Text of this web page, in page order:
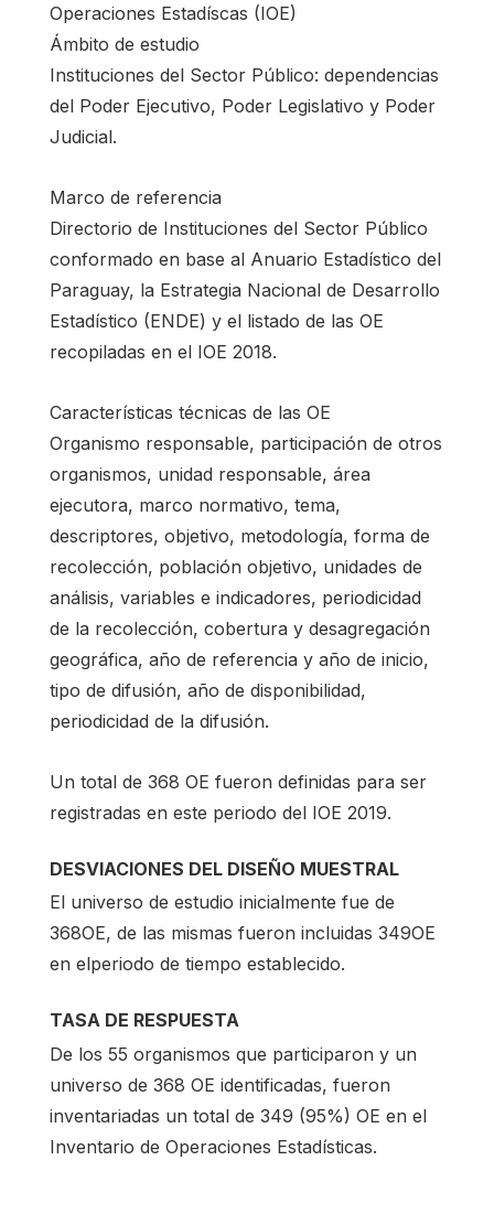
Operaciones Estadíscas (IOE)
Ámbito de estudio
Instituciones del Sector Público: dependencias
del Poder Ejecutivo, Poder Legislativo y Poder
Judicial.
Marco de referencia
Directorio de Instituciones del Sector Público
conformado en base al Anuario Estadístico del
Paraguay, la Estrategia Nacional de Desarrollo
Estadístico (ENDE) y el listado de las OE
recopiladas en el IOE 2018.
Características técnicas de las OE
Organismo responsable, participación de otros
organismos, unidad responsable, área
ejecutora, marco normativo, tema,
descriptores, objetivo, metodología, forma de
recolección, población objetivo, unidades de
análisis, variables e indicadores, periodicidad
de la recolección, cobertura y desagregación
geográfica, año de referencia y año de inicio,
tipo de difusión, año de disponibilidad,
periodicidad de la difusión.
Un total de 368 OE fueron definidas para ser
registradas en este periodo del IOE 2019.
DESVIACIONES DEL DISEÑO MUESTRAL
El universo de estudio inicialmente fue de
368OE, de las mismas fueron incluidas 349OE
en elperiodo de tiempo establecido.
TASA DE RESPUESTA
De los 55 organismos que participaron y un
universo de 368 OE identificadas, fueron
inventariadas un total de 349 (95%) OE en el
Inventario de Operaciones Estadísticas.